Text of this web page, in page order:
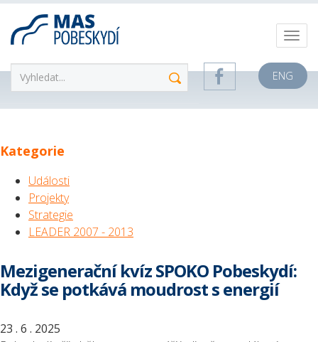
ENG
Kategorie
Události
Projekty
Strategie
LEADER 2007 - 2013
Mezigenerační kvíz SPOKO Pobeskydí:
Když se potkává moudrost s energií
23 . 6 . 2025